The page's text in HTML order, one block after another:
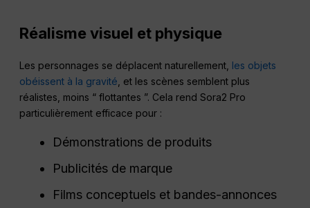
Réalisme visuel et physique
Les personnages se déplacent naturellement, les objets
obéissent à la gravité , et les scènes semblent plus
réalistes, moins “ flottantes ”. Cela rend Sora2 Pro
particulièrement efficace pour :
Démonstrations de produits
Publicités de marque
Films conceptuels et bandes-annonces